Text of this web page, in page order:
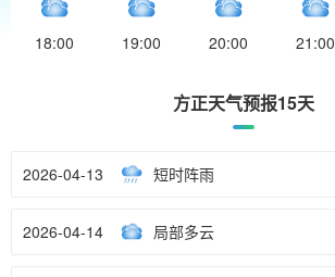
18:00 19:00 20:00 21:00
方正天气预报15天
2026-04-13 短时阵雨
2026-04-14 局部多云